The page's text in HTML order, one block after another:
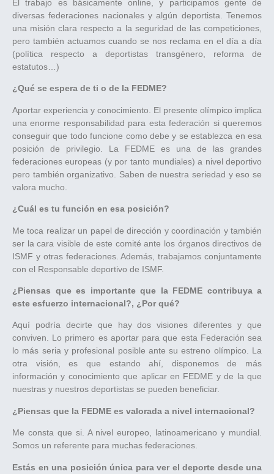
El trabajo es básicamente online, y participamos gente de
diversas federaciones nacionales y algún deportista. Tenemos
una misión clara respecto a la seguridad de las competiciones,
pero también actuamos cuando se nos reclama en el día a día
(política respecto a deportistas transgénero, reforma de
estatutos…)
¿Qué se espera de ti o de la FEDME?
Aportar experiencia y conocimiento. El presente olímpico implica
una enorme responsabilidad para esta federación si queremos
conseguir que todo funcione como debe y se establezca en esa
posición de privilegio. La FEDME es una de las grandes
federaciones europeas (y por tanto mundiales) a nivel deportivo
pero también organizativo. Saben de nuestra seriedad y eso se
valora mucho.
¿Cuál es tu función en esa posición?
Me toca realizar un papel de dirección y coordinación y también
ser la cara visible de este comité ante los órganos directivos de
ISMF y otras federaciones. Además, trabajamos conjuntamente
con el Responsable deportivo de ISMF.
¿Piensas que es importante que la FEDME contribuya a
este esfuerzo internacional?, ¿Por qué?
Aquí podría decirte que hay dos visiones diferentes y que
conviven. Lo primero es aportar para que esta Federación sea
lo más seria y profesional posible ante su estreno olímpico. La
otra visión, es que estando ahí, disponemos de más
información y conocimiento que aplicar en FEDME y de la que
nuestras y nuestros deportistas se pueden beneficiar.
¿Piensas que la FEDME es valorada a nivel internacional?
Me consta que si. A nivel europeo, latinoamericano y mundial.
Somos un referente para muchas federaciones.
Estás en una posición única para ver el deporte desde una